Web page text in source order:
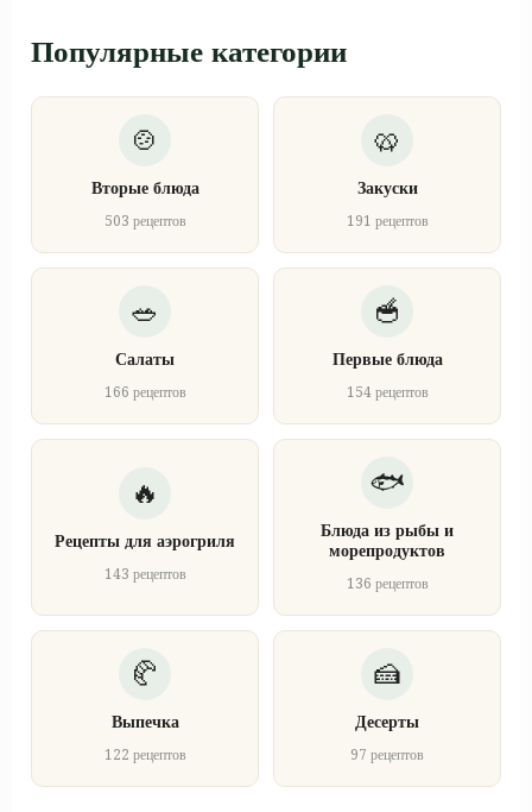
Популярные категории
Вторые блюда
503 рецептов
Закуски
191 рецептов
Салаты
166 рецептов
Первые блюда
154 рецептов
Рецепты для аэрогриля
143 рецептов
Блюда из рыбы и
морепродуктов
136 рецептов
Выпечка
122 рецептов
Десерты
97 рецептов